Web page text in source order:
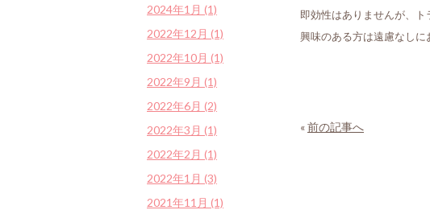
即効性はありませんが、ト
興味のある方は遠慮なしに
院
«前の記事へ
2024年1月 (1)
2022年12月 (1)
2022年10月 (1)
2022年9月 (1)
2022年6月 (2)
2022年3月 (1)
2022年2月 (1)
2022年1月 (3)
2021年11月 (1)